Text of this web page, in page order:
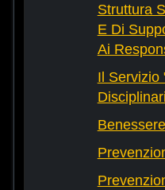
Struttura
E Di
Ai
Il Servizio
Disciplinari